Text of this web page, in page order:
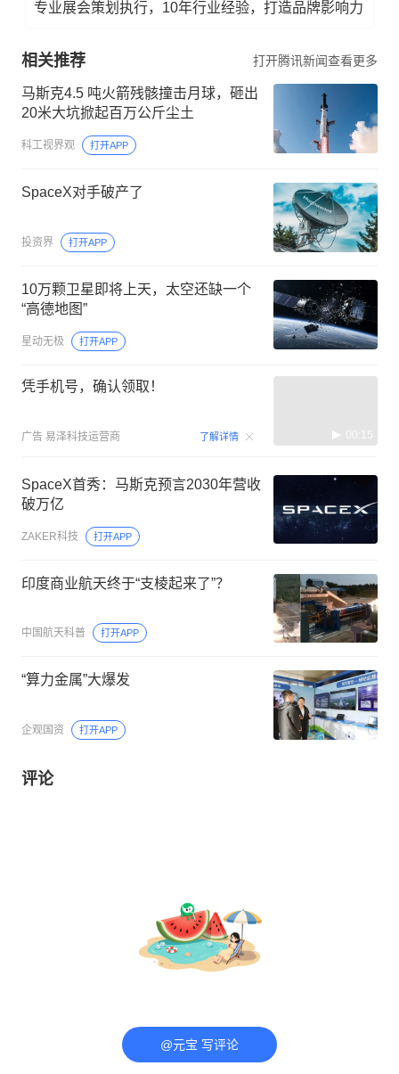
专业展会策划执行，10年行业经验，打造品牌影响力
相关推荐 打开腾讯新闻查看更多
马斯克4.5 吨火箭残骸撞击月球，砸出
20米大坑掀起百万公斤尘土
科工视界观 打开APP
SpaceX对手破产了
投资界 打开APP
10万颗卫星即将上天，太空还缺一个
“高德地图”
星动无极 打开APP
凭手机号，确认领取！
广告 易泽科技运营商 了解详情 00:15
SpaceX首秀：马斯克预言2030年营收
破万亿
ZAKER科技 打开APP
印度商业航天终于“支棱起来了”？
中国航天科普 打开APP
“算力金属”大爆发
企观国资 打开APP
评论
@元宝 写评论